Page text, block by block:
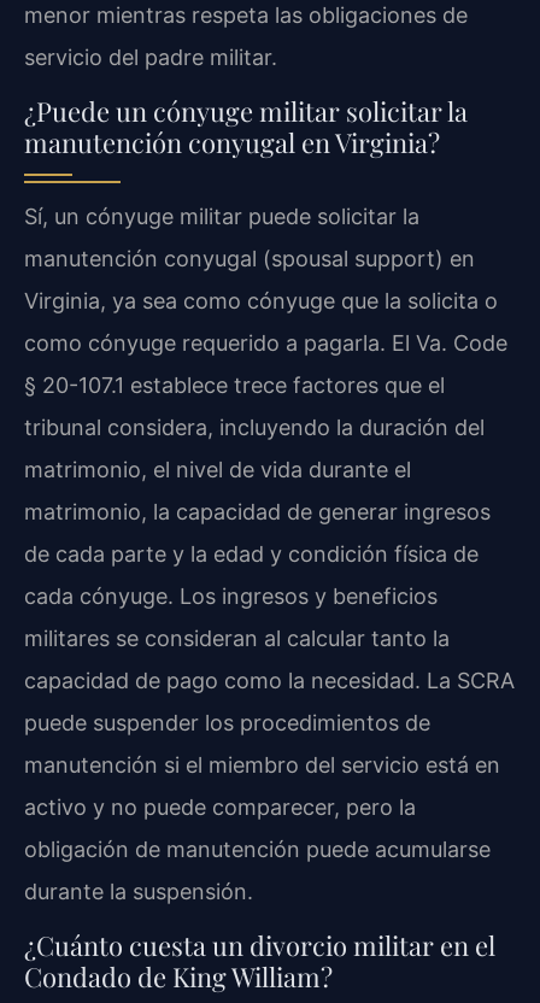
menor mientras respeta las obligaciones de
servicio del padre militar.
¿Puede un cónyuge militar solicitar la
manutención conyugal en Virginia?
Sí, un cónyuge militar puede solicitar la
manutención conyugal (spousal support) en
Virginia, ya sea como cónyuge que la solicita o
como cónyuge requerido a pagarla. El Va. Code
§ 20-107.1 establece trece factores que el
tribunal considera, incluyendo la duración del
matrimonio, el nivel de vida durante el
matrimonio, la capacidad de generar ingresos
de cada parte y la edad y condición física de
cada cónyuge. Los ingresos y beneficios
militares se consideran al calcular tanto la
capacidad de pago como la necesidad. La SCRA
puede suspender los procedimientos de
manutención si el miembro del servicio está en
activo y no puede comparecer, pero la
obligación de manutención puede acumularse
durante la suspensión.
¿Cuánto cuesta un divorcio militar en el
Condado de King William?